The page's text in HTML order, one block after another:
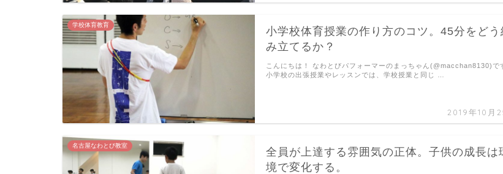
学校体育教育
小学校体育授業の作り方のコツ。45分をどう
み立てるか？
2019年10月
こんにちは！ なわとびパフォーマーのまっちゃん(@macchan8130)で
小学校の出張授業やレッスンでは、学校授業と同じ …
名古屋なわとび教室
全員が上達する雰囲気の正体。子供の成長は
境で変化する。